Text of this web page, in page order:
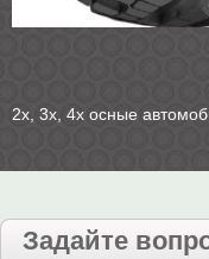
2х, 3х, 4х осные
Задайте